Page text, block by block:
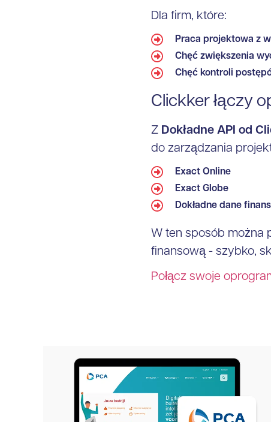
Dla firm, które:
Praca projektowa z
Chęć zwiększenia
Chęć kontroli
Clickker łączy
Z Dokładne API od
do zarządzania
Exact Online
Exact Globe
Dokładne dane
W ten sposób można
finansową - szybko,
Połącz swoje